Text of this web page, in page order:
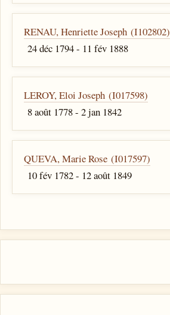
RENAU, Henriette Joseph (I102802)
24 déc 1794 - 11 fév 1888
LEROY, Eloi Joseph (I017598)
8 août 1778 - 2 jan 1842
QUEVA, Marie Rose (I017597)
10 fév 1782 - 12 août 1849